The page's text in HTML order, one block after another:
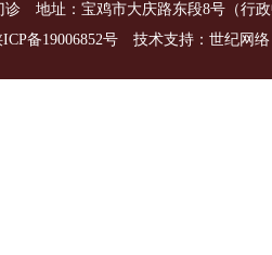
诊 地址：宝鸡市大庆路东段8号（行
ICP备19006852号 技术支持： 世纪网络